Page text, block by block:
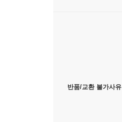
반품/교환 불가사유